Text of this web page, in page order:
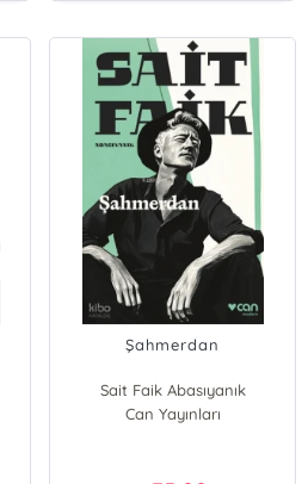
Şahmerdan
Sait Faik Abasıyanık
Can Yayınları